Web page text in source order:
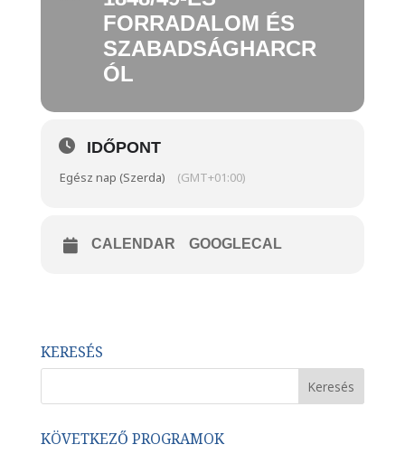
FORRADALOM ÉS
SZABADSÁGHARCR
ÓL
IDŐPONT
Egész nap (Szerda) (GMT+01:00)
CALENDAR GOOGLECAL
KERESÉS
KÖVETKEZŐ PROGRAMOK